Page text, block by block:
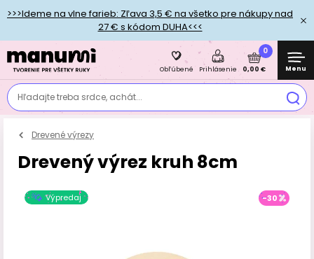
>>>Ideme na vlne farieb: Zľava 3,5 € na všetko pre nákupy nad
27 € s kódom DUHA<<<
Hľadajte treba srdce, achát...
Obľúbené Prihlásenie
0
0,00 € Menu
Drevené výrezy
Drevený výrez kruh 8cm
Výpredaj -30